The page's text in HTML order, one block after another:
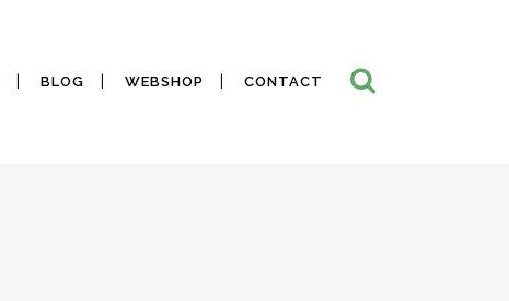
BLOG WEBSHOP CONTACT